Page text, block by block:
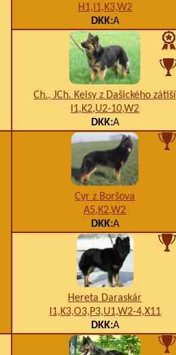
H1,I1,K3,W2
DKK:A
Ch., JCh. Keisy z Dašického zátiší
I1,K2,U2-10,W2
DKK:A
Cyr z Boršova
A5,K2,W2
DKK:A
Hereta Daraskár
I1,K3,O3,P3,U1,W2-4,X11
DKK:A